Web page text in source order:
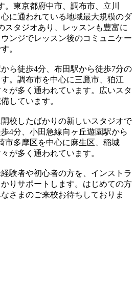
。東京都府中市、調布市、立川
に通われている地域最大規模のダ
スタジオあり、レッスンも豊富に
ンジでレッスン後のコミュニケー
。
ら徒歩4分、布田駅から徒歩7分の
。調布市を中心に三鷹市、狛江
が多く通われています。広いスタ
しています。
校したばかりの新しいスタジオで
4分、小田急線向ヶ丘遊園駅から
市多摩区を中心に麻生区、稲城
が多く通われています。
験者や初心者の方を、インストラ
りサポートします。はじめての方
さまのご来校お待ちしておりま